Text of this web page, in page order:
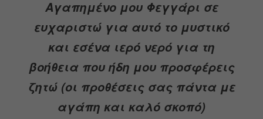
Αγαπημένο μου Φεγγάρι σε
ευχαριστώ για αυτό το μυστικό
και εσένα ιερό νερό για τη
βοήθεια που ήδη μου προσφέρεις
ζητώ (οι προθέσεις σας πάντα με
αγάπη και καλό σκοπό)